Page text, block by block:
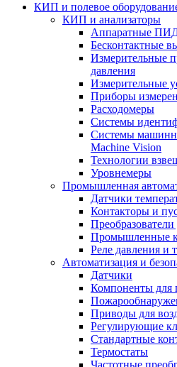
КИП и полевое
КИП и анализаторы
Аппаратные
Бесконтактные
Измерительные
давления
Измерительные
Приборы
Расходомеры
Системы
Системы
Machine Vision
Технологии
Уровнемеры
Промышленная
Датчики
Контакторы и
Промышленные
Реле давления и
Автоматизация и
Датчики
Компоненты для
Приводы для
Регулирующие
Стандартные
Термостаты